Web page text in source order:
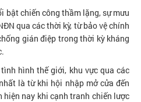
bật chiến công thầm lặng, sự mưu
qua các thời kỳ, từ bảo vệ chính
gián điệp trong thời kỳ kháng
hình thế giới, khu vực qua các
là từ khi hội nhập mở cửa đến
hiện nay khi cạnh tranh chiến lược